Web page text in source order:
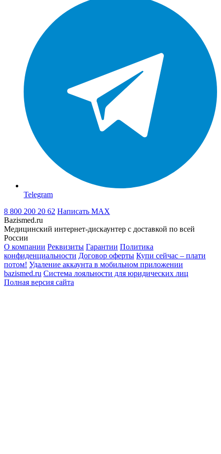
Telegram
8 800 200 20 62 Написать MAX
Bazismed.ru
Медицинский интернет-дискаунтер с доставкой по всей
России
О компании Реквизиты Гарантии Политика
конфиденциальности Договор оферты Купи сейчас – плати
потом! Удаление аккаунта в мобильном приложении
bazismed.ru Система лояльности для юридических лиц
Полная версия сайта